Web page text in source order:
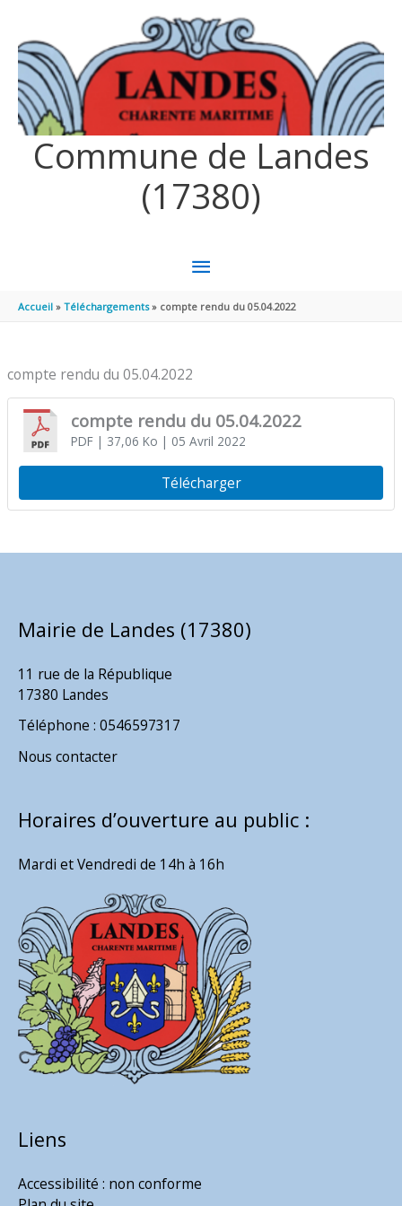
Commune de Landes
(17380)
MENU
PRINCIPAL
Accueil Téléchargements compte rendu du 05.04.2022
compte rendu du 05.04.2022
compte rendu du 05.04.2022
PDF| 37,06 Ko | 05 Avril 2022
Télécharger
Mairie de Landes (17380)
11 rue de la République
17380 Landes
Téléphone : 0546597317
Nous contacter
Horaires d’ouverture au public :
Mardi et Vendredi de 14h à 16h
Liens
Accessibilité : non conforme